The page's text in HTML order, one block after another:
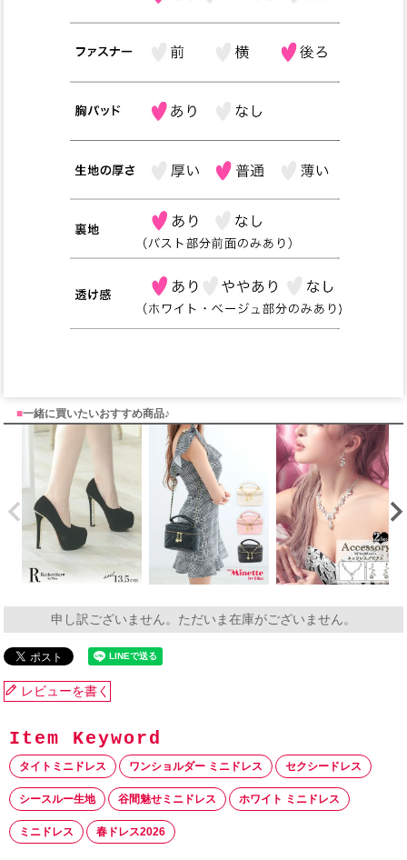
■一緒に買いたいおすすめ商品♪
申し訳ございません。ただいま在庫がございません。
レビューを書く
タイトミニドレス ワンショルダー ミニドレス セクシードレス
シースルー生地 谷間魅せミニドレス ホワイト ミニドレス
ミニドレス 春ドレス2026